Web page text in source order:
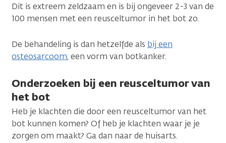
Dit is extreem zeldzaam en is bij ongeveer 2-3 van de
100 mensen met een reusceltumor in het bot zo.
De behandeling is dan hetzelfde als bij een
osteosarcoom, een vorm van botkanker.
Onderzoeken bij een reusceltumor van
het bot
Heb je klachten die door een reusceltumor van het
bot kunnen komen? Of heb je klachten waar je je
zorgen om maakt? Ga dan naar de huisarts.